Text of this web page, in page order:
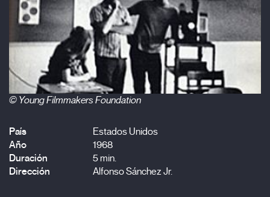
© Young Filmmakers Foundation
País
Estados Unidos
Año
1968
Duración
5 min.
Dirección
Alfonso Sánchez Jr.